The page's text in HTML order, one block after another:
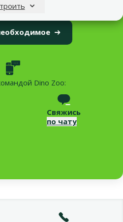
всего в пару кликов
Dino Zoo:
Свяжись
по чату